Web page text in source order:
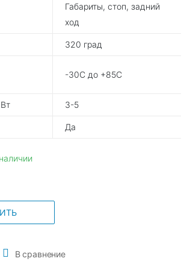
Габариты, стоп, задний
ход
320 град
-30С до +85С
3-5
Да
В сравнение